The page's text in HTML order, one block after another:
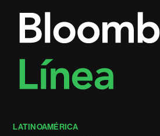
LATINOAMÉRICA